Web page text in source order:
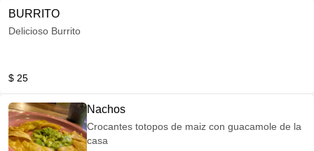
BURRITO
Delicioso Burrito
$ 25
Nachos
Crocantes totopos de maiz con guacamole de la
casa